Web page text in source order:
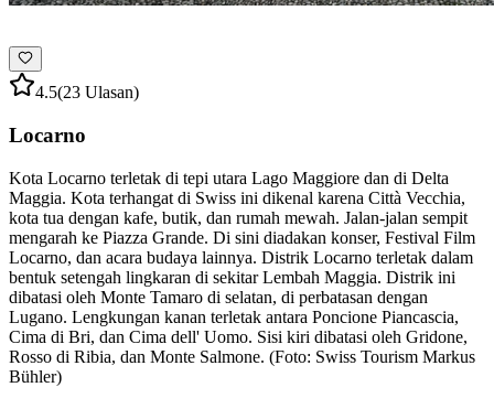
4.5(23 Ulasan)
Locarno
Kota Locarno terletak di tepi utara Lago Maggiore dan di Delta
Maggia. Kota terhangat di Swiss ini dikenal karena Città Vecchia,
kota tua dengan kafe, butik, dan rumah mewah. Jalan-jalan sempit
mengarah ke Piazza Grande. Di sini diadakan konser, Festival Film
Locarno, dan acara budaya lainnya. Distrik Locarno terletak dalam
bentuk setengah lingkaran di sekitar Lembah Maggia. Distrik ini
dibatasi oleh Monte Tamaro di selatan, di perbatasan dengan
Lugano. Lengkungan kanan terletak antara Poncione Piancascia,
Cima di Bri, dan Cima dell' Uomo. Sisi kiri dibatasi oleh Gridone,
Rosso di Ribia, dan Monte Salmone. (Foto: Swiss Tourism Markus
Bühler)